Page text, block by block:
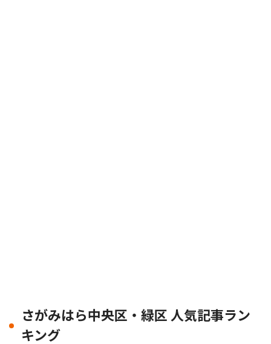
さがみはら中央区・緑区 人気記事ラン
キング